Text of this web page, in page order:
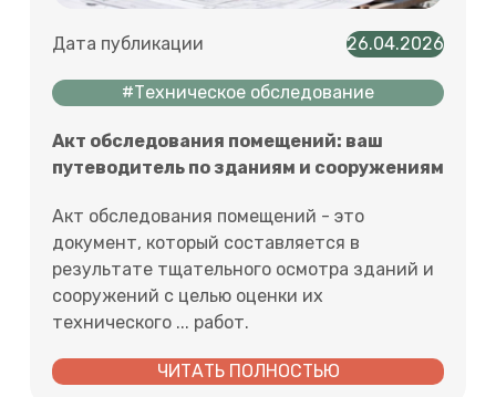
Дата публикации 26.04.2026
#Техническое обследование
Акт обследования помещений: ваш
путеводитель по зданиям и сооружениям
Акт обследования помещений - это
документ, который составляется в
результате тщательного осмотра зданий и
сооружений с целью оценки их
технического ... работ.
ЧИТАТЬ ПОЛНОСТЬЮ